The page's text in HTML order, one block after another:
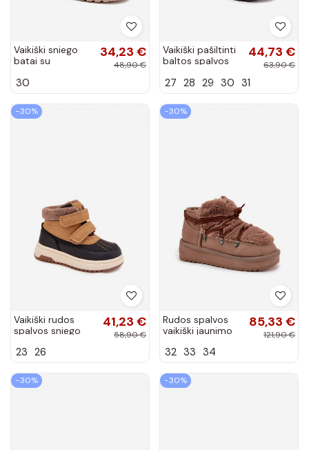
Vaikiški sniego
batai su
siuvinėjimu
Jolisse
34,23 €
48,90 €
30
Vaikiški pašiltinti
baltos spalvos
efektu ir
Jovellea
44,73 €
63,90 €
27 28 29 30 31
−30%
Vaikiški rudos
spalvos sniego
užsegimais
41,23 €
58,90 €
23 26
−30%
Rudos spalvos
vaikiški jaunimo
kailiuku D.Franklin
85,33 €
121,90 €
32 33 34
−30% −30%